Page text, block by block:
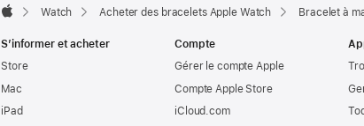
Watch Acheter des bracelets Apple Watch Bracelet à
S’informer et acheter
Store
Mac
iPad
Compte
Gérer le compte Apple
Compte Apple Store
iCloud.com